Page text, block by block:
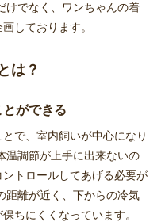
けでなく、ワンちゃんの着
しております。
は？
ができる
で、室内飼いが中心になり
温調節が上手に出来ないの
トロールしてあげる必要が
距離が近く、下からの冷気
ちにくくなっています。